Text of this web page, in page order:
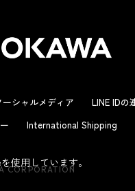
ーシャルメディア LINE IDの
International Shipping
CORPORATION
使用しています。